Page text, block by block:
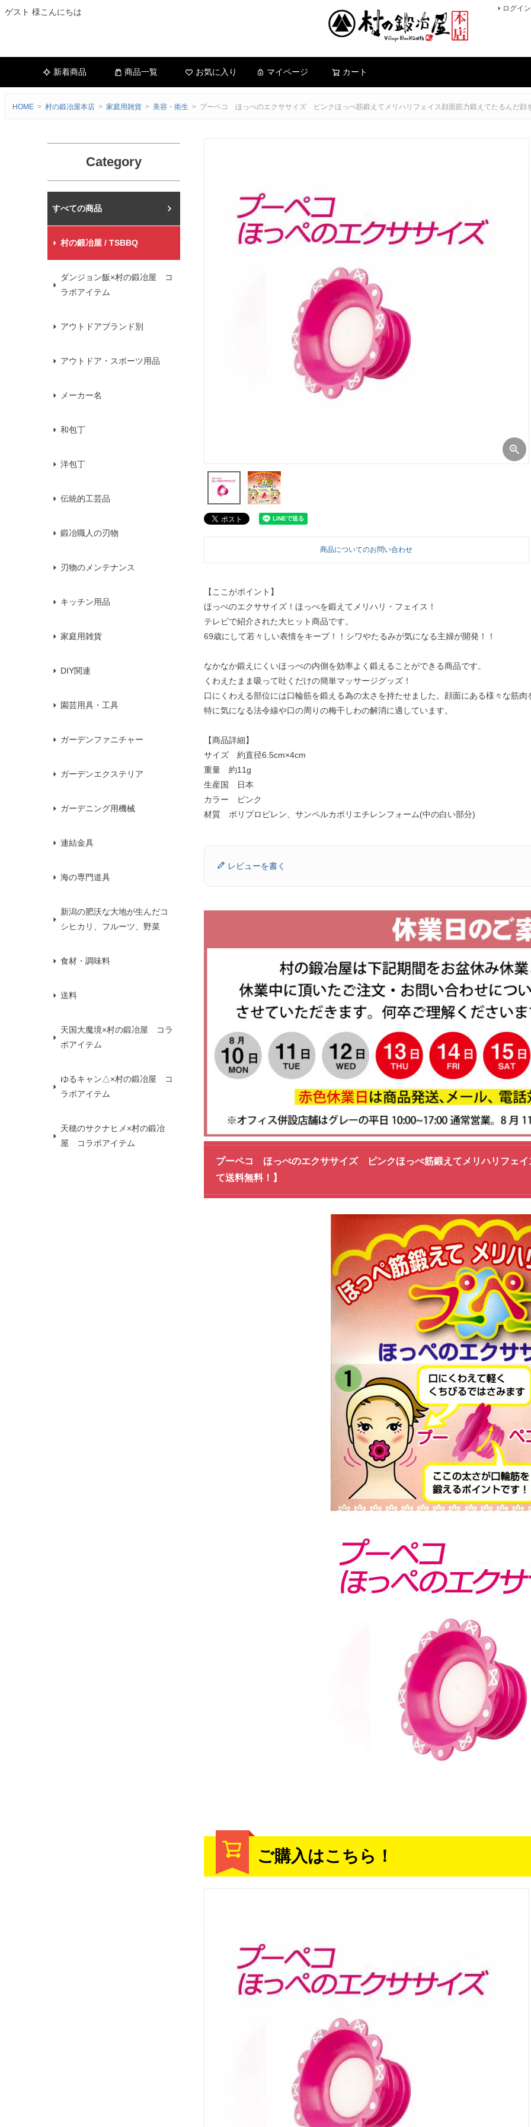
ゲスト 様こんにちは ログイン
新着商品 商品一覧 お気に入り マイページ カート
HOME 村の鍛冶屋本店 家庭用雑貨 美容・衛生 プーペコ ほっぺのエクササイズ ピンクほっぺ筋鍛えてメリハリフェイス顔面筋力鍛えてたるんだ顔
Category
村の鍛冶屋本店
村の鍛冶屋 / TSBBQ
ダンジョン飯×村の鍛冶屋 コ
ラボアイテム
アウトドアブランド別
アウトドア・スポーツ用品
メーカー名
和包丁
洋包丁
伝統的工芸品
鍛冶職人の刃物
刃物のメンテナンス
キッチン用品
家庭用雑貨
DIY関連
園芸用具・工具
ガーデンファニチャー
ガーデンエクステリア
ガーデニング用機械
連結金具
海の専門道具
新潟の肥沃な大地が生んだコ
シヒカリ、フルーツ、野菜
食材・調味料
送料
天国大魔境×村の鍛冶屋 コラ
ボアイテム
ゆるキャン△×村の鍛冶屋 コ
ラボアイテム
天穂のサクナヒメ×村の鍛冶
屋 コラボアイテム
商品についてのお問い合わせ
【ここがポイント】
ほっぺのエクササイズ！ほっぺを鍛えてメリハリ・フェイス！
テレビで紹介された大ヒット商品です。
69歳にして若々しい表情をキープ！！シワやたるみが気になる主婦が開発！！
なかなか鍛えにくいほっぺの内側を効率よく鍛えることができる商品です。
くわえたまま吸って吐くだけの簡単マッサージグッズ！
口にくわえる部位には口輪筋を鍛える為の太さを持たせました。顔面にある様々な筋肉
特に気になる法令線や口の周りの梅干しわの解消に適しています。
【商品詳細】
サイズ 約直径6.5cm×4cm
重量 約11g
生産国 日本
カラー ピンク
材質 ポリプロピレン、サンペルカポリエチレンフォーム(中の白い部分)
レビューを書く
プーペコ ほっぺのエクササイズ ピンクほっぺ筋鍛えてメリハリフェイ
て送料無料！】
ご購入はこちら！